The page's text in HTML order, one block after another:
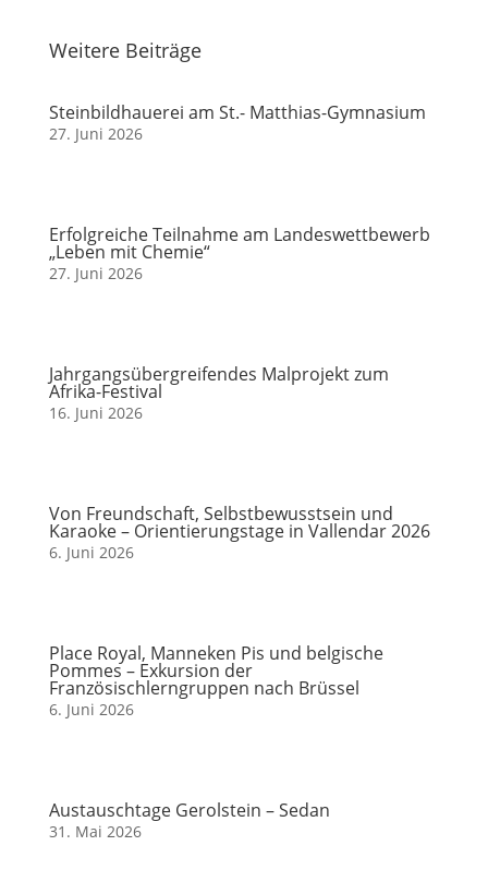
Weitere Beiträge
Steinbildhauerei am St.- Matthias-Gymnasium
27. Juni 2026
Erfolgreiche Teilnahme am Landeswettbewerb
„Leben mit Chemie“
27. Juni 2026
Jahrgangsübergreifendes Malprojekt zum
Afrika-Festival
16. Juni 2026
Von Freundschaft, Selbstbewusstsein und
Karaoke – Orientierungstage in Vallendar 2026
6. Juni 2026
Place Royal, Manneken Pis und belgische
Pommes – Exkursion der
Französischlerngruppen nach Brüssel
6. Juni 2026
Austauschtage Gerolstein – Sedan
31. Mai 2026